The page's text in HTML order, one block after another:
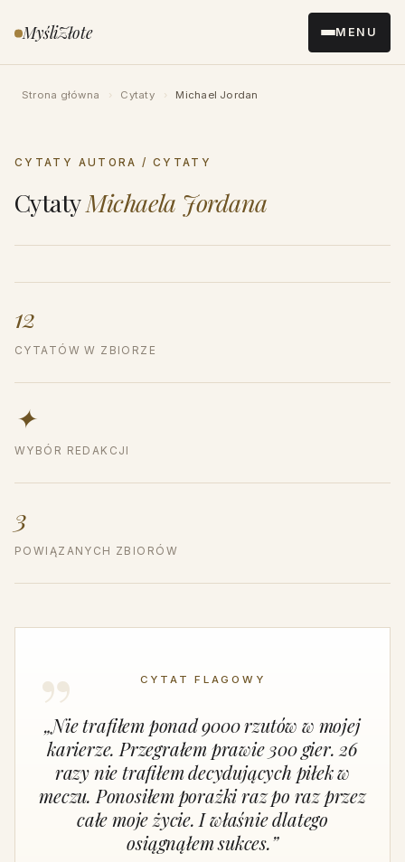
do MyśliZłote MENU
Strona główna › Cytaty › Michael Jordan
CYTATY AUTORA / CYTATY
CytatyMichaela Jordana
12
CYTATÓW W ZBIORZE
✦
WYBÓR REDAKCJI
3
POWIĄZANYCH ZBIORÓW
CYTAT FLAGOWY
„Nie trafiłem ponad 9000 rzutów w mojej
karierze. Przegrałem prawie 300 gier. 26
razy nie trafiłem decydujących piłek w
meczu. Ponosiłem porażki raz po raz przez
całe moje życie. I właśnie dlatego
osiągnąłem sukces.”